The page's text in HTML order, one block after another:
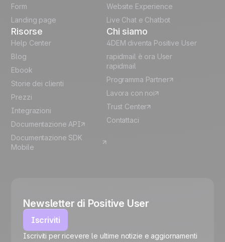
Español
Form
Landing page
Website Experience
Live Chat e Chatbot
Risorse
Help Center
Blog
Ebook
Storie dei clienti
Prezzi
Integrazioni
Documentazione API
Documentazione SDK
Mobile
Chi siamo
4DEM diventa Positive User
rapidmail è ora User
rapidmail
Programma Partner
Lavora con noi
Trust Center
Contattaci
Newsletter di Positive User
Iscriviti
Iscriviti per ricevere le ultime notizie e aggiornamenti